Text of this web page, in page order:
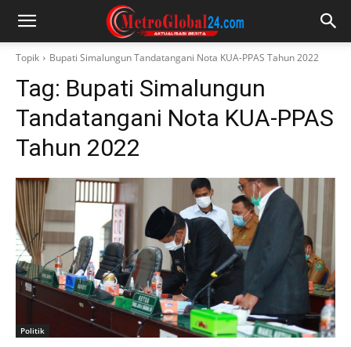
Topik Bupati Simalungun Tandatangani Nota KUA-PPAS Tahun 2022
Tag: Bupati Simalungun
Tandatangani Nota KUA-PPAS
Tahun 2022
Politik